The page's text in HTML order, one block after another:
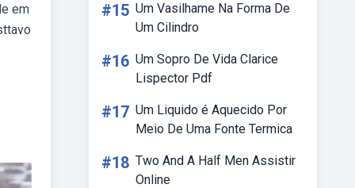
em
#15 Um Vasilhame Na Forma De
Um Cilindro
#16 Um Sopro De Vida Clarice
Lispector Pdf
#17 Um Liquido é Aquecido Por
Meio De Uma Fonte Termica
#18 Two And A Half Men Assistir
Online